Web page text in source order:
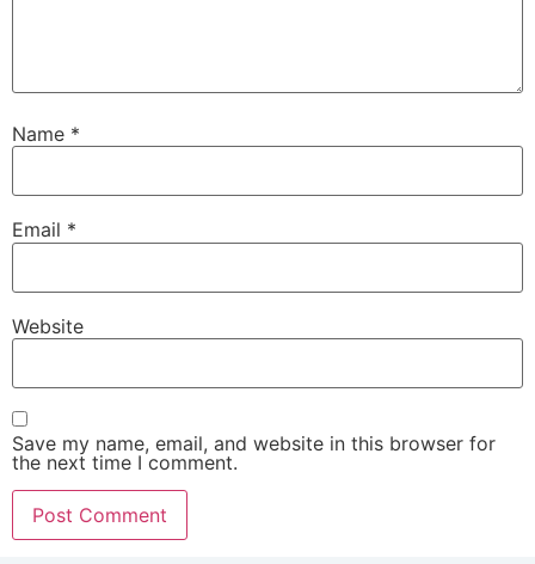
Name *
Email *
Website
Save my name, email, and website in this browser for
the next time I comment.